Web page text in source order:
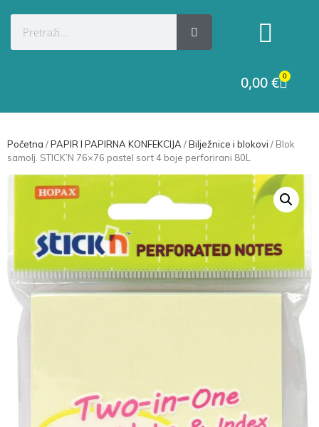
0,00€ 0
Početna /PAPIR I PAPIRNA KONFEKCIJA /Bilježnice i blokovi / Blok
samolj. STICK’N 76×76 pastel sort 4 boje perforirani 80L